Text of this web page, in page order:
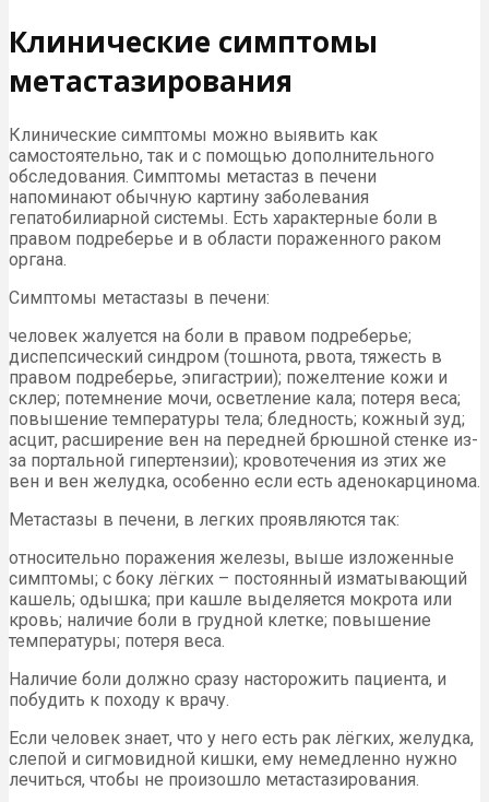
Клинические симптомы
метастазирования
Клинические симптомы можно выявить как
самостоятельно, так и с помощью дополнительного
обследования. Симптомы метастаз в печени
напоминают обычную картину заболевания
гепатобилиарной системы. Есть характерные боли в
правом подреберье и в области пораженного раком
органа.
Симптомы метастазы в печени:
человек жалуется на боли в правом подреберье;
диспепсический синдром (тошнота, рвота, тяжесть в
правом подреберье, эпигастрии); пожелтение кожи и
склер; потемнение мочи, осветление кала; потеря веса;
повышение температуры тела; бледность; кожный зуд;
асцит, расширение вен на передней брюшной стенке из-
за портальной гипертензии); кровотечения из этих же
вен и вен желудка, особенно если есть аденокарцинома.
Метастазы в печени, в легких проявляются так:
относительно поражения железы, выше изложенные
симптомы; с боку лёгких – постоянный изматывающий
кашель; одышка; при кашле выделяется мокрота или
кровь; наличие боли в грудной клетке; повышение
температуры; потеря веса.
Наличие боли должно сразу насторожить пациента, и
побудить к походу к врачу.
Если человек знает, что у него есть рак лёгких, желудка,
слепой и сигмовидной кишки, ему немедленно нужно
лечиться, чтобы не произошло метастазирования.